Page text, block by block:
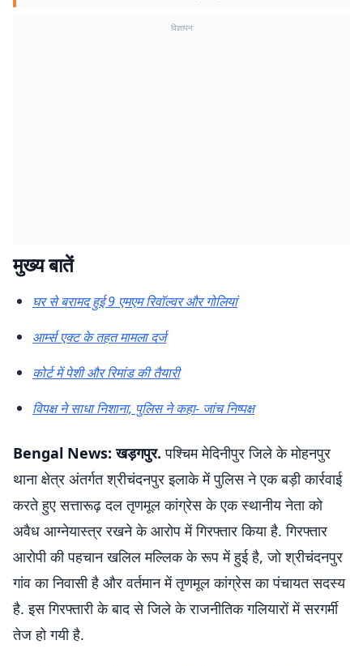
विज्ञापन
मुख्य बातें
घर से बरामद हुई 9 एमएम रिवॉल्वर और गोलियां
आर्म्स एक्ट के तहत मामला दर्ज
कोर्ट में पेशी और रिमांड की तैयारी
विपक्ष ने साधा निशाना, पुलिस ने कहा- जांच निष्पक्ष
Bengal News: खड़गपुर. पश्चिम मेदिनीपुर जिले के मोहनपुर
थाना क्षेत्र अंतर्गत श्रीचंदनपुर इलाके में पुलिस ने एक बड़ी कार्रवाई
करते हुए सत्तारूढ़ दल तृणमूल कांग्रेस के एक स्थानीय नेता को
अवैध आग्नेयास्त्र रखने के आरोप में गिरफ्तार किया है. गिरफ्तार
आरोपी की पहचान खलिल मल्लिक के रूप में हुई है, जो श्रीचंदनपुर
गांव का निवासी है और वर्तमान में तृणमूल कांग्रेस का पंचायत सदस्य
है. इस गिरफ्तारी के बाद से जिले के राजनीतिक गलियारों में सरगर्मी
तेज हो गयी है.